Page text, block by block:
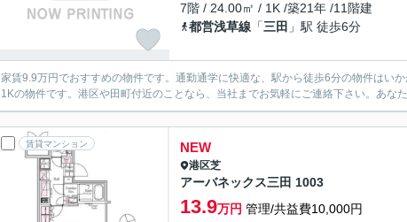
7階 / 24.00㎡ / 1K /築21年 /11階建
都営浅草線 「三田 」駅 徒歩6分
家賃9.9万円でおすすめの物件です。通勤通学に快適な、駅から徒歩6分の物件はい
1Kの物件です。港区や田町付近のことなら、当社までお気軽にご連絡下さい。あな
賃貸マンション NEW
港区芝
アーバネックス三田 1003
13.9万円 管理/共益費10,000円